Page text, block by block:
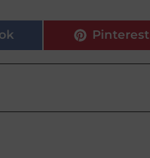
Pinterest